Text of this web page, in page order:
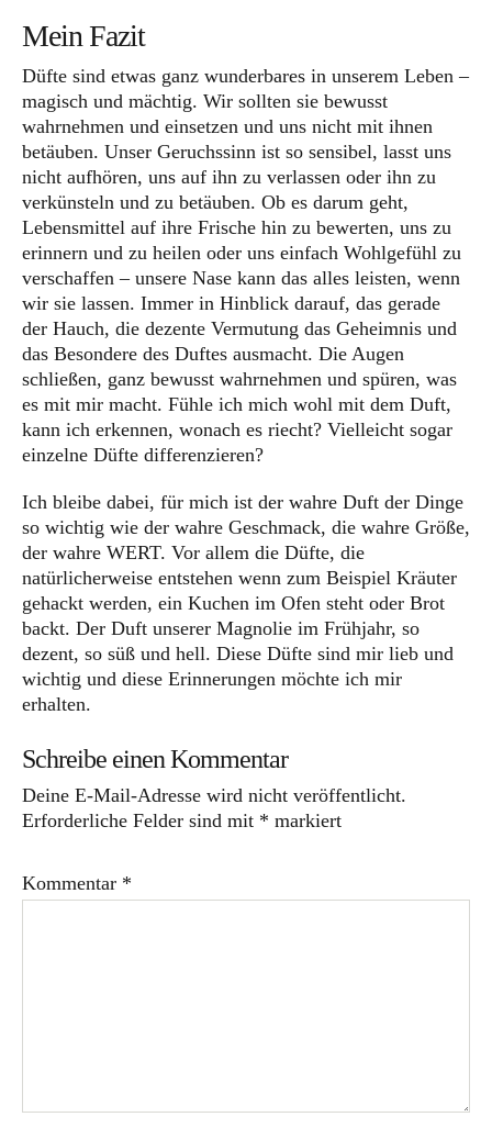
Mein Fazit
Düfte sind etwas ganz wunderbares in unserem Leben –
magisch und mächtig. Wir sollten sie bewusst
wahrnehmen und einsetzen und uns nicht mit ihnen
betäuben. Unser Geruchssinn ist so sensibel, lasst uns
nicht aufhören, uns auf ihn zu verlassen oder ihn zu
verkünsteln und zu betäuben. Ob es darum geht,
Lebensmittel auf ihre Frische hin zu bewerten, uns zu
erinnern und zu heilen oder uns einfach Wohlgefühl zu
verschaffen – unsere Nase kann das alles leisten, wenn
wir sie lassen. Immer in Hinblick darauf, das gerade
der Hauch, die dezente Vermutung das Geheimnis und
das Besondere des Duftes ausmacht. Die Augen
schließen, ganz bewusst wahrnehmen und spüren, was
es mit mir macht. Fühle ich mich wohl mit dem Duft,
kann ich erkennen, wonach es riecht? Vielleicht sogar
einzelne Düfte differenzieren?
Ich bleibe dabei, für mich ist der wahre Duft der Dinge
so wichtig wie der wahre Geschmack, die wahre Größe,
der wahre WERT. Vor allem die Düfte, die
natürlicherweise entstehen wenn zum Beispiel Kräuter
gehackt werden, ein Kuchen im Ofen steht oder Brot
backt. Der Duft unserer Magnolie im Frühjahr, so
dezent, so süß und hell. Diese Düfte sind mir lieb und
wichtig und diese Erinnerungen möchte ich mir
erhalten.
Schreibe einen Kommentar
Deine E-Mail-Adresse wird nicht veröffentlicht.
Erforderliche Felder sind mit * markiert
Kommentar *